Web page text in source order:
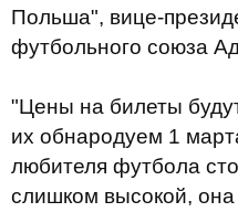
Польша", вице-
футбольного союза
"Цены на билеты
их обнародуем 1
любителя футбола
слишком высокой, она